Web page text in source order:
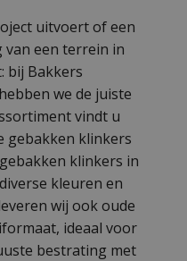
uitvoert of een
een terrein in
bij Bakkers
we de juiste
vindt u
gebakken klinkers
klinkers in
kleuren en
wij ook oude
ideaal voor
bestrating met